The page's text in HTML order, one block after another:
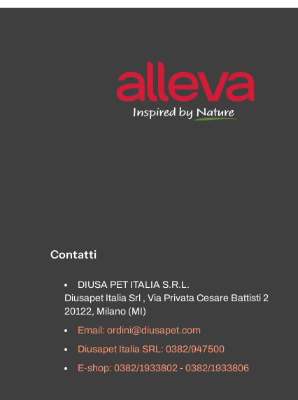
Contatti
DIUSA PET ITALIA S.R.L.
Diusapet Italia Srl , Via Privata Cesare Battisti 2
20122, Milano (MI)
Email: ordini@diusapet.com
Diusapet Italia SRL: 0382/947500
E-shop: 0382/1933802 -0382/1933806